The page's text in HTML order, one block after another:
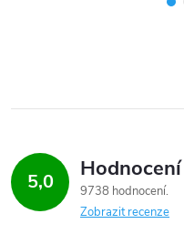
5,0
9738 hodnocení
Zobrazit recenze